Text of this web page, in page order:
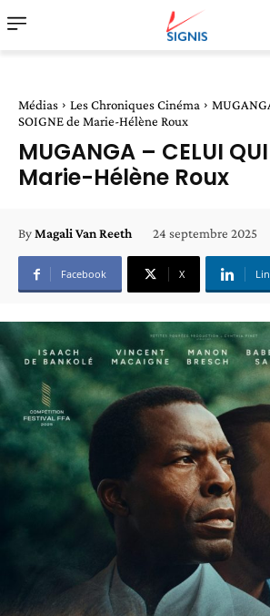
Médias Les Chroniques Cinéma
SOIGNE de Marie-Hélène Roux
MUGANGA – CELUI
Marie-Hélène Roux
ByMagali Van Reeth 24 septembre 2025
Facebook X